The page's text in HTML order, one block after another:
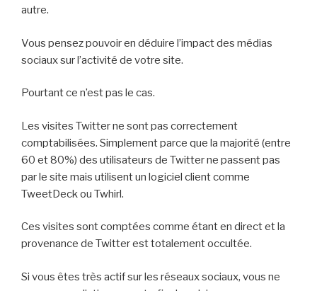
autre.
Vous pensez pouvoir en déduire l’impact des médias
sociaux sur l’activité de votre site.
Pourtant ce n’est pas le cas.
Les visites Twitter ne sont pas correctement
comptabilisées. Simplement parce que la majorité (entre
60 et 80%) des utilisateurs de Twitter ne passent pas
par le site mais utilisent un logiciel client comme
TweetDeck ou Twhirl.
Ces visites sont comptées comme étant en direct et la
provenance de Twitter est totalement occultée.
Si vous êtes très actif sur les réseaux sociaux, vous ne